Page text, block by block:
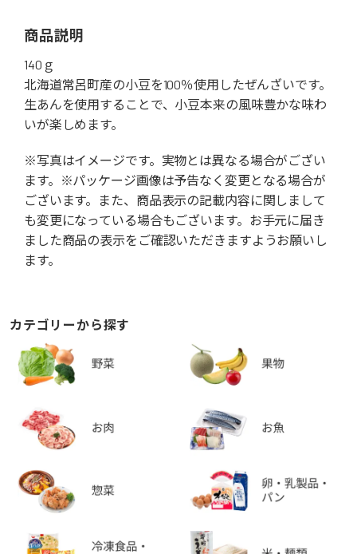
商品説明
140ｇ
北海道常呂町産の小豆を100％使用したぜんざいです。
生あんを使用することで、小豆本来の風味豊かな味わ
いが楽しめます。
※写真はイメージです。実物とは異なる場合がござい
ます。※パッケージ画像は予告なく変更となる場合が
ございます。また、商品表示の記載内容に関しまして
も変更になっている場合もございます。お手元に届き
ました商品の表示をご確認いただきますようお願いし
ます。
カテゴリーから探す